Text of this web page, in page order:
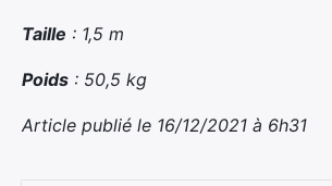
Taille : 1,5 m
Poids : 50,5 kg
Article publié le 16/12/2021 à 6h31